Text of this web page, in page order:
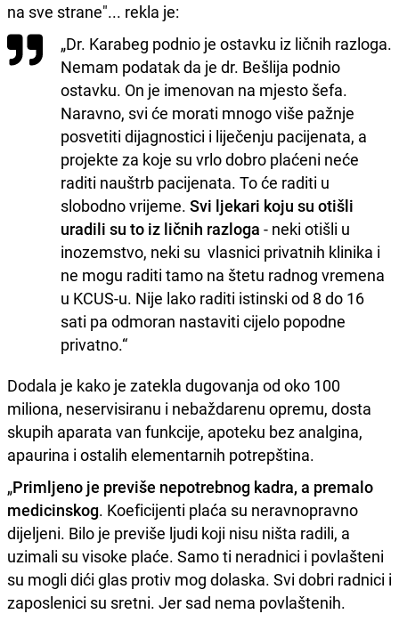
na sve strane"... rekla je:
„Dr. Karabeg podnio je ostavku iz ličnih razloga.
Nemam podatak da je dr. Bešlija podnio
ostavku. On je imenovan na mjesto šefa.
Naravno, svi će morati mnogo više pažnje
posvetiti dijagnostici i liječenju pacijenata, a
projekte za koje su vrlo dobro plaćeni neće
raditi nauštrb pacijenata. To će raditi u
slobodno vrijeme. Svi ljekari koju su otišli
uradili su to iz ličnih razloga - neki otišli u
inozemstvo, neki su vlasnici privatnih klinika i
ne mogu raditi tamo na štetu radnog vremena
u KCUS-u. Nije lako raditi istinski od 8 do 16
sati pa odmoran nastaviti cijelo popodne
privatno.“
Dodala je kako je zatekla dugovanja od oko 100
miliona, neservisiranu i nebaždarenu opremu, dosta
skupih aparata van funkcije, apoteku bez analgina,
apaurina i ostalih elementarnih potrepština.
„Primljeno je previše nepotrebnog kadra, a premalo
medicinskog. Koeficijenti plaća su neravnopravno
dijeljeni. Bilo je previše ljudi koji nisu ništa radili, a
uzimali su visoke plaće. Samo ti neradnici i povlašteni
su mogli dići glas protiv mog dolaska. Svi dobri radnici i
zaposlenici su sretni. Jer sad nema povlaštenih.